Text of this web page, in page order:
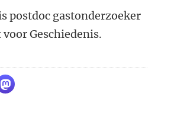
postdoc gastonderzoeker
Geschiedenis.
LinkedIn
via WhatsApp
Delen via Mastodon